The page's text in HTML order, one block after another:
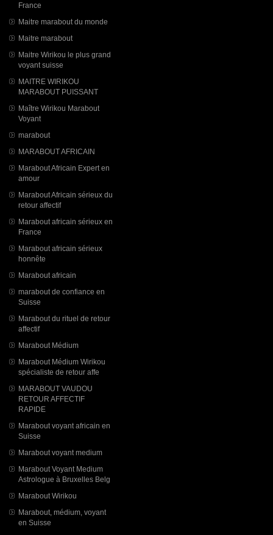
France
Maitre marabout du monde
Maitre marabout
Maitre Wirikou le plus grand
voyant suisse
MAITRE WIRIKOU
MARABOUT PUISSANT
Maître Wirikou Marabout
Voyant
marabout
MARABOUT AFRICAIN
Marabout Africain Expert en
amour
Marabout Africain sérieux du
retour affectif
Marabout africain sérieux en
France
Marabout africain sérieux
honnête
Marabout africain
marabout de confiance en
Suisse
Marabout du rituel de retour
affectif
Marabout Médium
Marabout Médium Wirikou
spécialiste de retour affe
MARABOUT VAUDOU
RETOUR AFFECTIF
RAPIDE
Marabout voyant africain en
Suisse
Marabout voyant medium
Marabout Voyant Medium
Astrologue à Bruxelles Belg
Marabout Wirikou
Marabout, médium, voyant
en Suisse